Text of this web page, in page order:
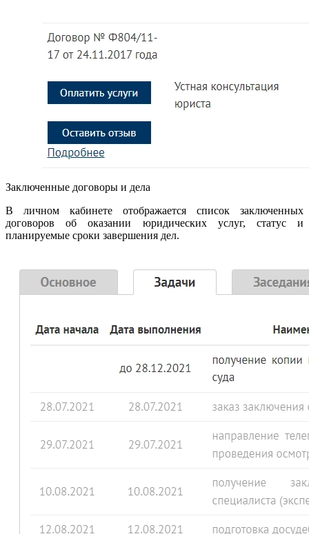
Заключенные договоры и дела
В личном кабинете отображается список заключенных
договоров об оказании юридических услуг, статус и
планируемые сроки завершения дел.